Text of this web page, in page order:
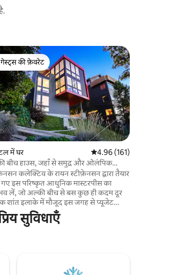
104 समीक्षाएँ
का टॉप फ़ेवरेट
गेस्ट्स की फ़ेवरेट
में घर औसत रेटिंग 5 में से 4.96,
4.96 (161)
बीच हाउस, जहाँ से समुद्र और ओलंपिक
के नज़ारे दिखते हैं
कलेक्टिव के रायन स्टीफ़ेनसन द्वारा तैयार
इस परिष्कृत आधुनिक मास्टरपीस का
लें, जो अल्की बीच से बस कुछ ही कदम दूर
शांत इलाके में मौजूद इस जगह से प्यूजेट
समुद्र और ओलंपिक पर्वतों के 180-डिग्री व्यू
सकते हैं। 5 मिनट की तेज़ सैर में आप समुद्र
के मनमोहक नज़ारों का मज़ा लें। एक बेमिसाल
सुविधाएँ